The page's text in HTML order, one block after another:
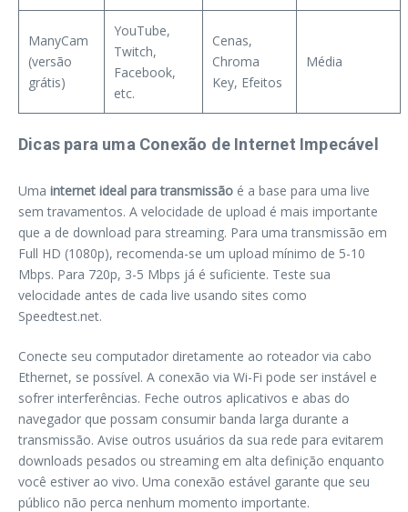
ManyCam
(versão
grátis)
YouTube,
Twitch,
Facebook,
etc.
Cenas,
Chroma
Key, Efeitos
Média
Dicas para uma Conexão de Internet Impecável
Uma internet ideal para transmissão é a base para uma live
sem travamentos. A velocidade de upload é mais importante
que a de download para streaming. Para uma transmissão em
Full HD (1080p), recomenda-se um upload mínimo de 5-10
Mbps. Para 720p, 3-5 Mbps já é suficiente. Teste sua
velocidade antes de cada live usando sites como
Speedtest.net.
Conecte seu computador diretamente ao roteador via cabo
Ethernet, se possível. A conexão via Wi-Fi pode ser instável e
sofrer interferências. Feche outros aplicativos e abas do
navegador que possam consumir banda larga durante a
transmissão. Avise outros usuários da sua rede para evitarem
downloads pesados ou streaming em alta definição enquanto
você estiver ao vivo. Uma conexão estável garante que seu
público não perca nenhum momento importante.